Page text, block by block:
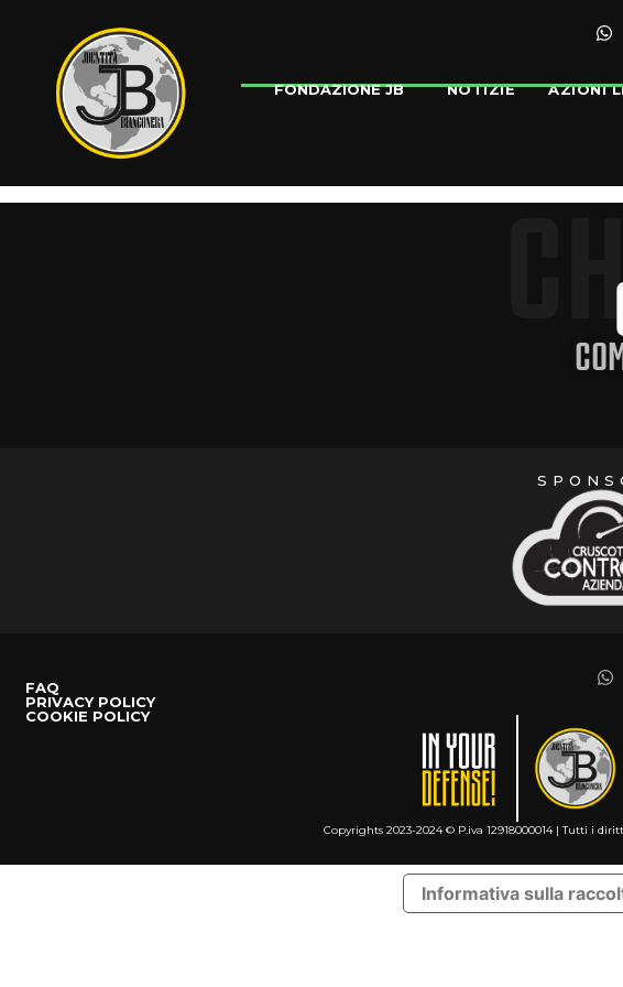
FONDAZIONE JB NOTIZIE AZIONI
FAQ
PRIVACY POLICY
COOKIE POLICY
Copyrights 2023-2024 © P.iva 12918000014 | Tutti i
Informativa sulla